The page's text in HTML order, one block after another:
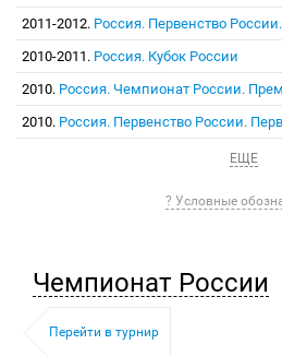
2011-2012. Россия. Первенство
2010-2011. Россия. Кубок России
2010. Россия. Чемпионат России.
2010. Россия. Первенство России.
ЕЩЕ
? Условные
Чемпионат России
Перейти в турнир